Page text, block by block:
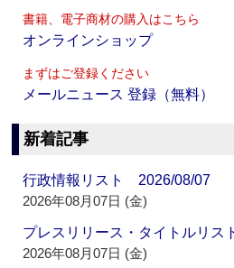
書籍、電子商材の購入はこちら
オンラインショップ
まずはご登録ください
メールニュース 登録（無料）
新着記事
行政情報リスト 2026/08/07
2026年08月07日 (金)
プレスリリース・タイトルリ
2026年08月07日 (金)